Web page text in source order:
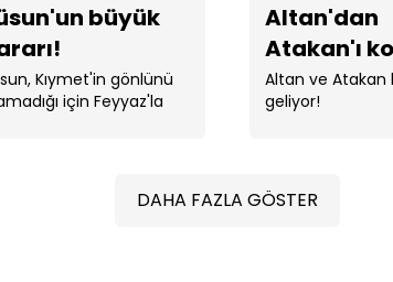
büyük
Kıymet'in gönlünü
için Feyyaz'la
Altan'dan
Atakan'ı
şaka!
Altan ve Atakan
geliyor!
DAHA FAZLA GÖSTER